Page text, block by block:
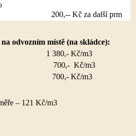
200,-- Kč za další prm
odvozním místě (na skládce):
1 380,- Kč/m3
700,- Kč/m3
700,- Kč/m3
– 121 Kč/m3